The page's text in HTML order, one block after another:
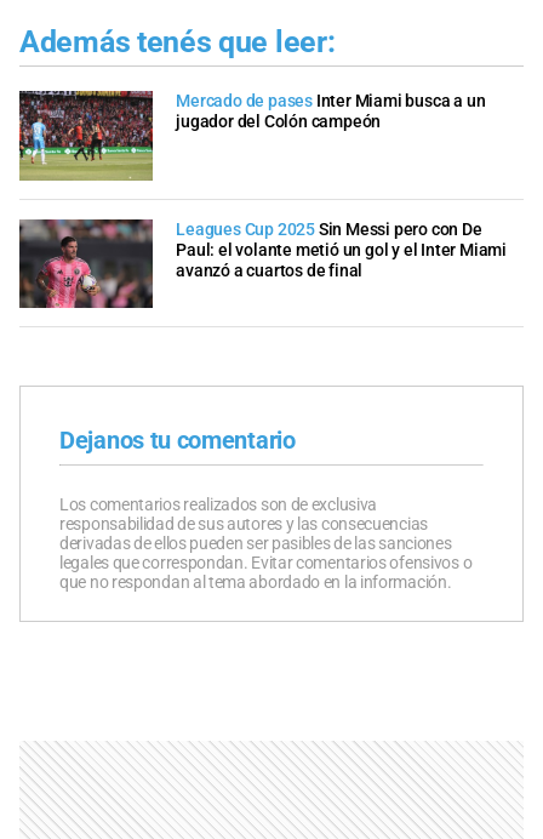
Además tenés que leer:
Mercado de pases Inter Miami busca a un
jugador del Colón campeón
Leagues Cup 2025Sin Messi pero con De
Paul: el volante metió un gol y el Inter Miami
avanzó a cuartos de final
Dejanos tu comentario
Los comentarios realizados son de exclusiva
responsabilidad de sus autores y las consecuencias
derivadas de ellos pueden ser pasibles de las sanciones
legales que correspondan. Evitar comentarios ofensivos o
que no respondan al tema abordado en la información.